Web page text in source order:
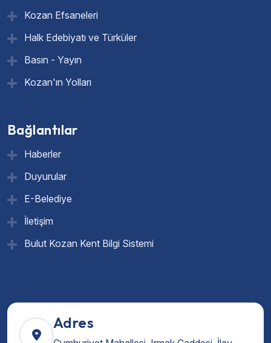
Kozan Efsaneleri
Halk Edebiyatı ve Türküler
Basın - Yayın
Kozan'ın Yolları
Bağlantılar
Haberler
Duyurular
E-Belediye
İletişim
Bulut Kozan Kent Bilgi Sistemi
Adres